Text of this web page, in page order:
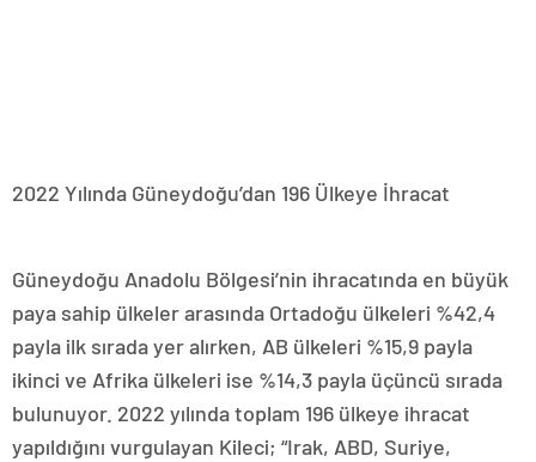
2022 Yılında Güneydoğu’dan 196 Ülkeye İhracat
Güneydoğu Anadolu Bölgesi’nin ihracatında en büyük
paya sahip ülkeler arasında Ortadoğu ülkeleri %42,4
payla ilk sırada yer alırken, AB ülkeleri %15,9 payla
ikinci ve Afrika ülkeleri ise %14,3 payla üçüncü sırada
bulunuyor. 2022 yılında toplam 196 ülkeye ihracat
yapıldığını vurgulayan Kileci; “Irak, ABD, Suriye,